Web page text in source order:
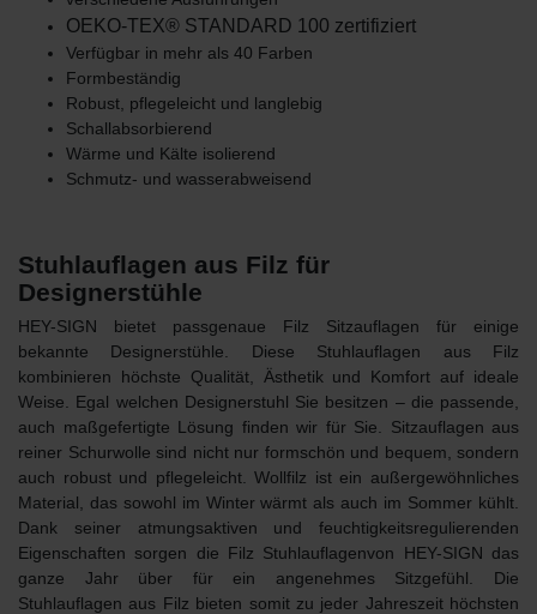
OEKO-TEX® STANDARD 100 zertifiziert
Verfügbar in mehr als 40 Farben
Formbeständig
Robust, pflegeleicht und langlebig
Schallabsorbierend
Wärme und Kälte isolierend
Schmutz- und wasserabweisend
Stuhlauflagen aus Filz für
Designerstühle
HEY-SIGN bietet passgenaue Filz Sitzauflagen für einige
bekannte Designerstühle. Diese Stuhlauflagen aus Filz
kombinieren höchste Qualität, Ästhetik und Komfort auf ideale
Weise. Egal welchen Designerstuhl Sie besitzen – die passende,
auch maßgefertigte Lösung finden wir für Sie. Sitzauflagen aus
reiner Schurwolle sind nicht nur formschön und bequem, sondern
auch robust und pflegeleicht. Wollfilz ist ein außergewöhnliches
Material, das sowohl im Winter wärmt als auch im Sommer kühlt.
Dank seiner atmungsaktiven und feuchtigkeitsregulierenden
Eigenschaften sorgen die Filz Stuhlauflagenvon HEY-SIGN das
ganze Jahr über für ein angenehmes Sitzgefühl. Die
Stuhlauflagen aus Filz bieten somit zu jeder Jahreszeit höchsten